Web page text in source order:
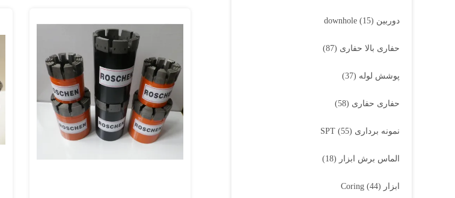
دوربین downhole (15)
حفاری بالا حفاری (87)
پوشش لوله (37)
حفاری حفاری (58)
نمونه برداری SPT (55)
الماس برش ابزار (18)
ابزار Coring (44)